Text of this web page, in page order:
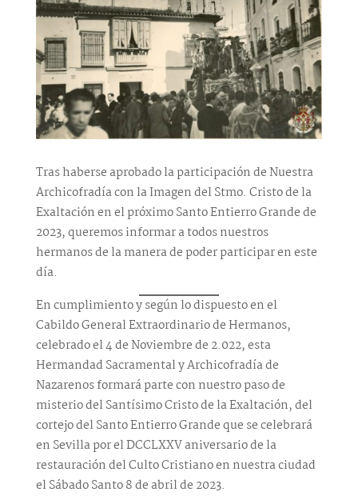
Tras haberse aprobado la participación de Nuestra
Archicofradía con la Imagen del Stmo. Cristo de la
Exaltación en el próximo Santo Entierro Grande de
2023, queremos informar a todos nuestros
hermanos de la manera de poder participar en este
día.
En cumplimiento y según lo dispuesto en el
Cabildo General Extraordinario de Hermanos,
celebrado el 4 de Noviembre de 2.022, esta
Hermandad Sacramental y Archicofradía de
Nazarenos formará parte con nuestro paso de
misterio del Santísimo Cristo de la Exaltación, del
cortejo del Santo Entierro Grande que se celebrará
en Sevilla por el DCCLXXV aniversario de la
restauración del Culto Cristiano en nuestra ciudad
el Sábado Santo 8 de abril de 2023.